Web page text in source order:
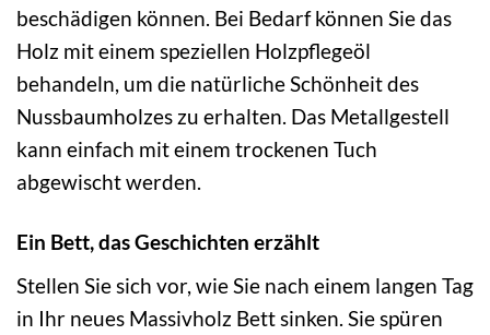
beschädigen können. Bei Bedarf können Sie das
Holz mit einem speziellen Holzpflegeöl
behandeln, um die natürliche Schönheit des
Nussbaumholzes zu erhalten. Das Metallgestell
kann einfach mit einem trockenen Tuch
abgewischt werden.
Ein Bett, das Geschichten erzählt
Stellen Sie sich vor, wie Sie nach einem langen Tag
in Ihr neues Massivholz Bett sinken. Sie spüren